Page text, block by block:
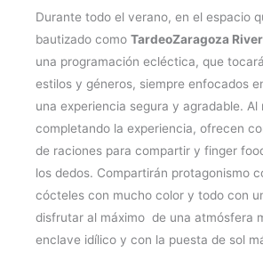
Durante todo el verano, en el espacio
bautizado como TardeoZaragoza
una programación ecléctica, que
estilos y géneros, siempre enfocados
una experiencia segura y agradable. Al
completando la experiencia, ofrecen
de raciones para compartir y finger
los dedos. Compartirán protagonismo
cócteles con mucho color y todo con
disfrutar al máximo de una atmósfera
enclave idílico y con la puesta de sol